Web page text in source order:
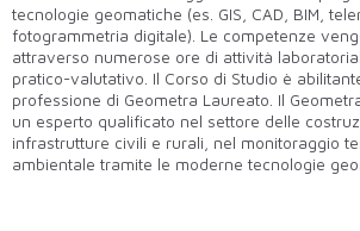
tecnologie geomatiche (es. GIS, CAD, BIM,
fotogrammetria digitale). Le competenze
attraverso numerose ore di attività
pratico-valutativo. Il Corso di Studio è
professione di Geometra Laureato. Il
un esperto qualificato nel settore delle
infrastrutture civili e rurali, nel monitoraggio
ambientale tramite le moderne tecnologie